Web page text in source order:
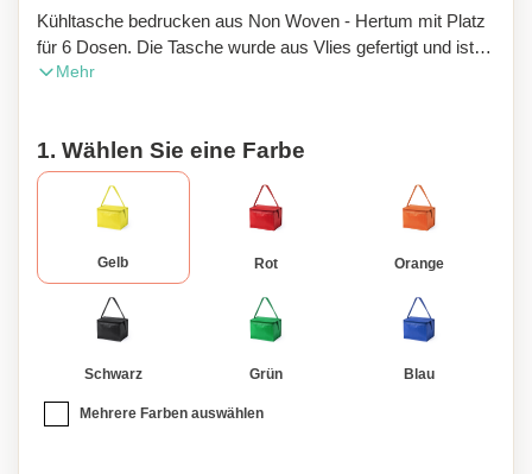
Kühltasche bedrucken aus Non Woven - Hertum mit Platz
für 6 Dosen. Die Tasche wurde aus Vlies gefertigt und ist
von Innen mit Aluminium isoliert. Der Reißverschluss und
Mehr
1. Wählen Sie eine Farbe
Gelb Rot Orange
Schwarz Grün Blau
Mehrere Farben auswählen